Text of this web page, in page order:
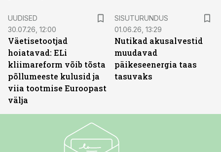
UUDISED
30.07.26, 12:00
Väetisetootjad
hoiatavad: ELi
kliimareform võib tõsta
põllumeeste kulusid ja
viia tootmise Euroopast
välja
SISUTURUNDUS
01.06.26, 13:29
Nutikad akusalvestid
muudavad
päikeseenergia taas
tasuvaks